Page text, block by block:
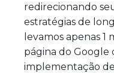
redirecionando
estratégias de
levamos apenas 1
página do Google
implementação